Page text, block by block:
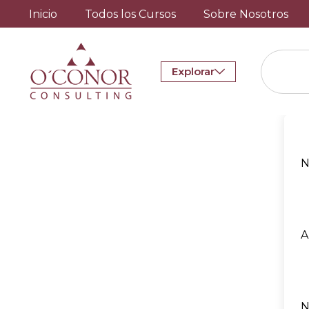
Inicio Todos los Cursos Sobre Nosotros
Explorar